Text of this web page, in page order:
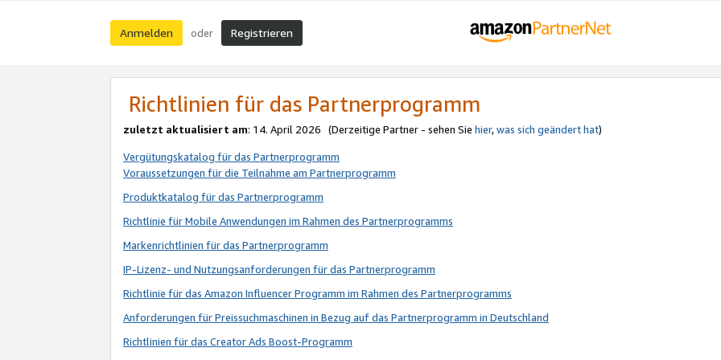
Anmelden oder Registrieren
Richtlinien für das Partnerprogramm
zuletzt aktualisiert am: 14. April 2026 (Derzeitige Partner - sehen Sie hier,was sich geändert hat)
Vergütungskatalog für das Partnerprogramm
Voraussetzungen für die Teilnahme am Partnerprogramm
Produktkatalog für das Partnerprogramm
Richtlinie für Mobile Anwendungen im Rahmen des Partnerprogramms
Markenrichtlinien für das Partnerprogramm
IP-Lizenz- und Nutzungsanforderungen für das Partnerprogramm
Richtlinie für das Amazon Influencer Programm im Rahmen des Partnerprogramms
Anforderungen für Preissuchmaschinen in Bezug auf das Partnerprogramm in Deutschland
Richtlinien für das Creator Ads Boost-Programm